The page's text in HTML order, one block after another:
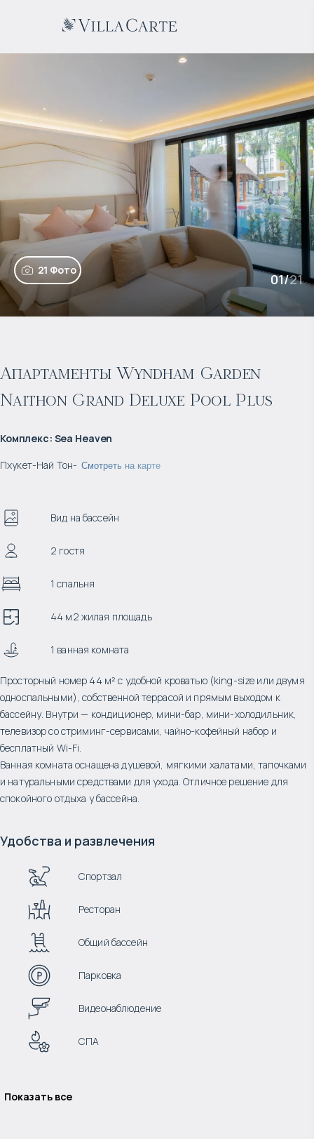
21 Фото
01/21
Апартаменты Wyndham Garden
Naithon Grand Deluxe Pool Plus
Комплекс: Sea Heaven
Пхукет-Най Тон- Смотреть на карте
Вид на бассейн
2 гостя
1 спальня
44 м2 жилая площадь
1 ванная комната
Просторный номер 44 м² с удобной кроватью (king-size или двумя
односпальными), собственной террасой и прямым выходом к
бассейну. Внутри — кондиционер, мини-бар, мини-холодильник,
телевизор со стриминг-сервисами, чайно-кофейный набор и
бесплатный Wi-Fi.
Ванная комната оснащена душевой, мягкими халатами, тапочками
и натуральными средствами для ухода. Отличное решение для
спокойного отдыха у бассейна.
Удобства и развлечения
Спортзал
Ресторан
Общий бассейн
Парковка
Видеонаблюдение
СПА
Показать все